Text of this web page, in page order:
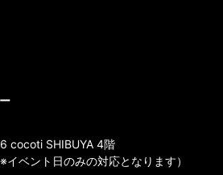
cocoti SHIBUYA 4階
※イベント日のみの対応となります）